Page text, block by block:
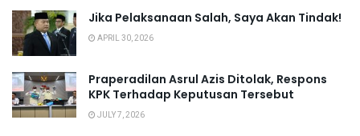
Jika Pelaksanaan Salah, Saya Akan Tindak!
APRIL 30, 2026
Praperadilan Asrul Azis Ditolak, Respons
KPK Terhadap Keputusan Tersebut
JULY 7, 2026